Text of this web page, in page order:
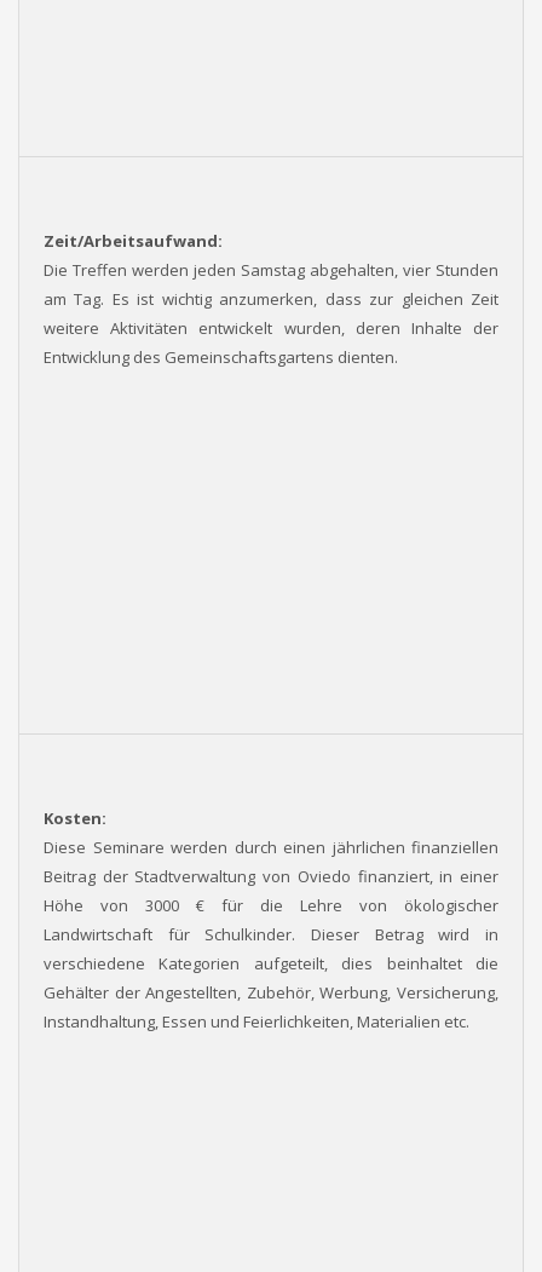
Zeit/Arbeitsaufwand:
Die Treffen werden jeden Samstag abgehalten, vier Stunden
am Tag. Es ist wichtig anzumerken, dass zur gleichen Zeit
weitere Aktivitäten entwickelt wurden, deren Inhalte der
Entwicklung des Gemeinschaftsgartens dienten.
Kosten:
Diese Seminare werden durch einen jährlichen finanziellen
Beitrag der Stadtverwaltung von Oviedo finanziert, in einer
Höhe von 3000 € für die Lehre von ökologischer
Landwirtschaft für Schulkinder. Dieser Betrag wird in
verschiedene Kategorien aufgeteilt, dies beinhaltet die
Gehälter der Angestellten, Zubehör, Werbung, Versicherung,
Instandhaltung, Essen und Feierlichkeiten, Materialien etc.